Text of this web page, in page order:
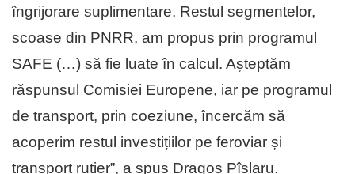
îngrijorare suplimentare. Restul segmentelor,
scoase din PNRR, am propus prin programul
SAFE (…) să fie luate în calcul. Așteptăm
răspunsul Comisiei Europene, iar pe programul
de transport, prin coeziune, încercăm să
acoperim restul investițiilor pe feroviar și
transport rutier”, a spus Dragoș Pîslaru.